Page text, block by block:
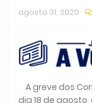
agosto 31, 2020
A greve dos
dia 18 de